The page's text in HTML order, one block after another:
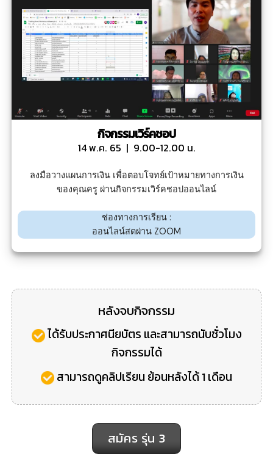
กิจกรรมเวิร์คชอป
14 พ.ค. 65 | 9.00-12.00 น.
ลงมือวางแผนการเงิน เพื่อตอบโจทย์เป้าหมายทางการเงิน
ของคุณครู ผ่านกิจกรรมเวิร์คชอปออนไลน์
ช่องทางการเรียน :
ออนไลน์สดผ่าน ZOOM
หลังจบกิจกรรม
ได้รับประกาศนียบัตร และสามารถนับชั่วโมง
กิจกรรมได้
สามารถดูคลิปเรียน ย้อนหลังได้ 1 เดือน
สมัคร รุ่น 3